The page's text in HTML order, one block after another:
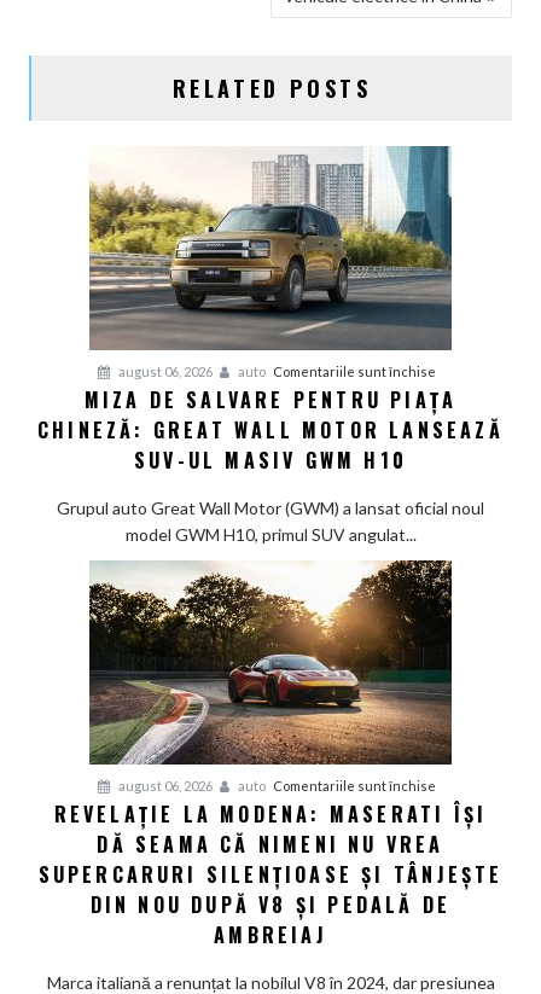
RELATED POSTS
august 06, 2026 auto Comentariile sunt închise
Miza
de
piața
Wall
Motor
ul
masiv
GWM
H10
MIZA DE SALVARE PENTRU PIAȚA
CHINEZĂ: GREAT WALL MOTOR LANSEAZĂ
SUV-UL MASIV GWM H10
Grupul auto Great Wall Motor (GWM) a lansat oficial noul
model GWM H10, primul SUV angulat...
august 06, 2026 auto Comentariile sunt închise
Revelație
la
Modena:
Maserati
își
REVELAȚIE LA MODENA: MASERATI ÎȘI
DĂ SEAMA CĂ NIMENI NU VREA
SUPERCARURI SILENȚIOASE ȘI TÂNJEȘTE
DIN NOU DUPĂ V8 ȘI PEDALĂ DE
AMBREIAJ
Marca italiană a renunțat la nobilul V8 în 2024, dar presiunea